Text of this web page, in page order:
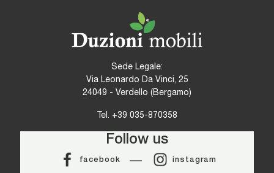
Sede Legale:
Via Leonardo Da Vinci, 25
24049 - Verdello (Bergamo)
Tel. +39 035-870358
Follow us
facebook instagram